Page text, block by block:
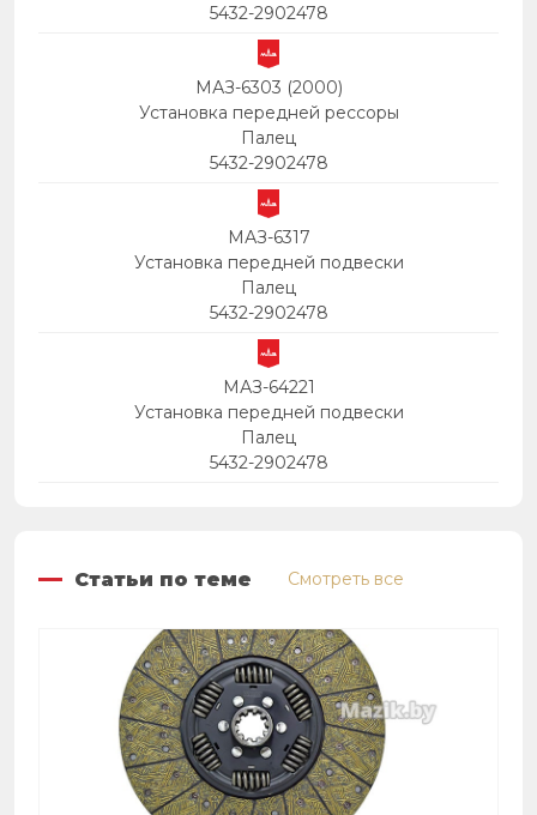
5432-2902478
МАЗ-6303 (2000)
Установка передней рессоры
Палец
5432-2902478
МАЗ-6317
Установка передней подвески
Палец
5432-2902478
МАЗ-64221
Установка передней подвески
Палец
5432-2902478
Статьи по теме Смотреть все